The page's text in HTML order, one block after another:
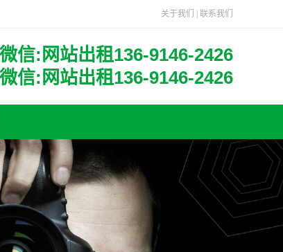
关于我们 联系我们
信:网站出租136-9146-2426
信:网站出租136-9146-2426